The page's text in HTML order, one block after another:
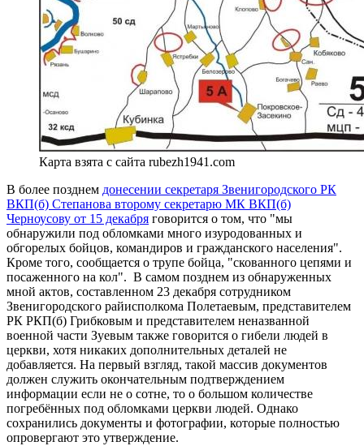
Карта взята с сайта rubezh1941.com
В более позднем донесении секретаря Звенигородского РК
ВКП(б) Степанова второму секретарю МК ВКП(б)
Черноусову от 15 декабря говорится о том, что "мы
обнаружили под обломками много изуродованных и
обгорелых бойцов, командиров и гражданского населения".
Кроме того, сообщается о трупе бойца, "скованного цепями и
посаженного на кол". В самом позднем из обнаруженных
мной актов, составленном 23 декабря сотрудником
Звенигородского райисполкома Полетаевым, представителем
РК РКП(б) Грибковым и представителем неназванной
военной части Зуевым также говорится о гибели людей в
церкви, хотя никаких дополнительных деталей не
добавляется. На первый взгляд, такой массив документов
должен служить окончательным подтверждением
информации если не о сотне, то о большом количестве
погребённых под обломками церкви людей. Однако
сохранились документы и фотографии, которые полностью
опровергают это утверждение.